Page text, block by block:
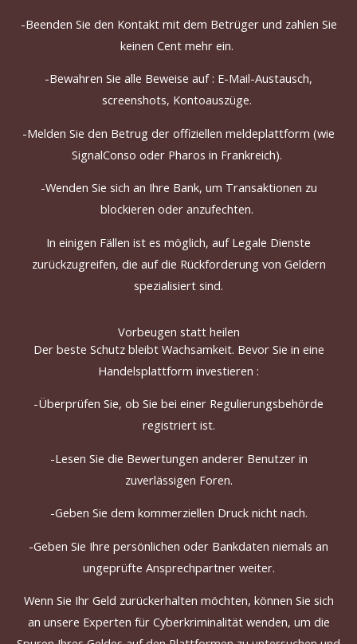
-Beenden Sie den Kontakt mit dem Betrüger und zahlen Sie
keinen Cent mehr ein.
-Bewahren Sie alle Beweise auf : E-Mail-Austausch,
screenshots, Kontoauszüge.
-Melden Sie den Betrug der offiziellen meldeplattform (wie
SignalConso oder Pharos in Frankreich).
-Wenden Sie sich an Ihre Bank, um Transaktionen zu
blockieren oder anzufechten.
In einigen Fällen ist es möglich, auf Legale Dienste
zurückzugreifen, die auf die Rückforderung von Geldern
spezialisiert sind.
Vorbeugen statt heilen
Der beste Schutz bleibt Wachsamkeit. Bevor Sie in eine
Handelsplattform investieren :
-Überprüfen Sie, ob Sie bei einer Regulierungsbehörde
registriert ist.
-Lesen Sie die Bewertungen anderer Benutzer in
zuverlässigen Foren.
-Geben Sie dem kommerziellen Druck nicht nach.
-Geben Sie Ihre persönlichen oder Bankdaten niemals an
ungeprüfte Ansprechpartner weiter.
Wenn Sie Ihr Geld zurückerhalten möchten, können Sie sich
an unsere Experten für Cyberkriminalität wenden, um die